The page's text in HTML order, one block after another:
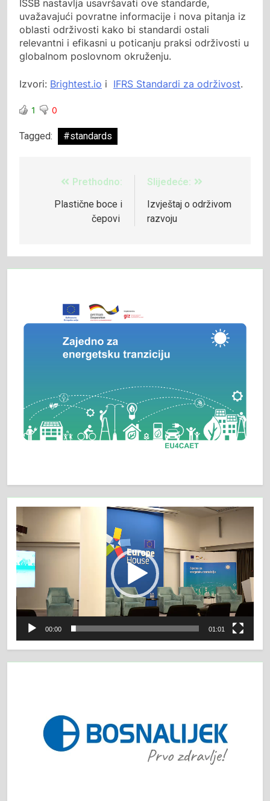
ISSB nastavlja usavršavati ove standarde,
uvažavajući povratne informacije i nova pitanja iz
oblasti održivosti kako bi standardi ostali
relevantni i efikasni u poticanju praksi održivosti u
globalnom poslovnom okruženju.
Izvori: Brightest.io i IFRS Standardi za održivost.
1 0
Tagged: #standards
Prethodno:
Plastične boce i
čepovi
Slijedeće:
Izvještaj o održivom
razvoju
Player
00:00 01:01